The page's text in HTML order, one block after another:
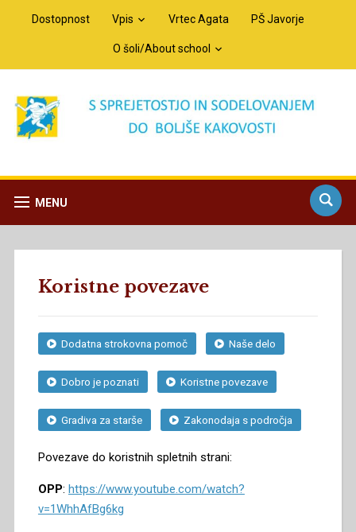
Dostopnost Vpis Vrtec Agata PŠ Javorje
O šoli/About school
MENU
Koristne povezave
Dodatna strokovna pomoč Naše delo
Dobro je poznati Koristne povezave
Gradiva za starše Zakonodaja s področja
Povezave do koristnih spletnih strani:
OPP: https://www.youtube.com/watch?
v=1WhhAfBg6kg